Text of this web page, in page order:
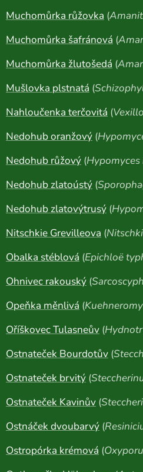
Muchomůrka růžovka (
Muchomůrka šafránová (
Muchomůrka žlutošedá (
Mušlovka plstnatá (
Nahloučenka terčovitá (
Nedohub oranžový (
Nedohub růžový (
Nedohub zlatoústý (
Nedohub zlatovýtrusý (
Nitschkie Grevilleova (
Obalka stéblová (Epichloë
Ohnivec rakouský (
Opeňka měnlivá (
Oříškovec Tulasneův (
Ostnateček Bourdotův (
Ostnateček brvitý (
Ostnateček Kavinův (
Ostnáček dvoubarvý (
Ostropórka krémová (